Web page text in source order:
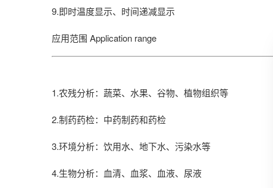
9.即时温度显示、时间递减显示
应用范围 Application range
1.农残分析：蔬菜、水果、谷物、植物组织等
2.制药药检：中药制药和药检
3.环境分析：饮用水、地下水、污染水等
4.生物分析：血清、血浆、血液、尿液